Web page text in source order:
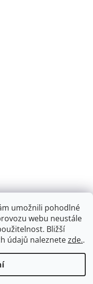
umožnili pohodlné
webu neustále
Bližší
údajů naleznetezde..